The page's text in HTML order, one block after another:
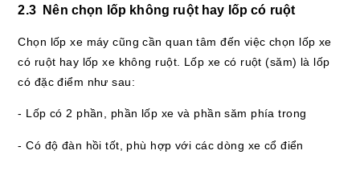
2.3 Nên chọn lốp không ruột hay lốp có ruột
Chọn lốp xe máy cũng cần quan tâm đến việc chọn lốp xe
có ruột hay lốp xe không ruột. Lốp xe có ruột (săm) là lốp
có đặc điểm như sau:
- Lốp có 2 phần, phần lốp xe và phần săm phía trong
- Có độ đàn hồi tốt, phù hợp với các dòng xe cổ điển